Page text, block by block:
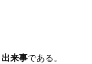
出来事である。